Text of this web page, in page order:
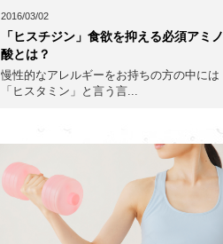
2016/03/02
「ヒスチジン」食欲を抑える必須アミノ
酸とは？
慢性的なアレルギーをお持ちの方の中には
「ヒスタミン」と言う言...